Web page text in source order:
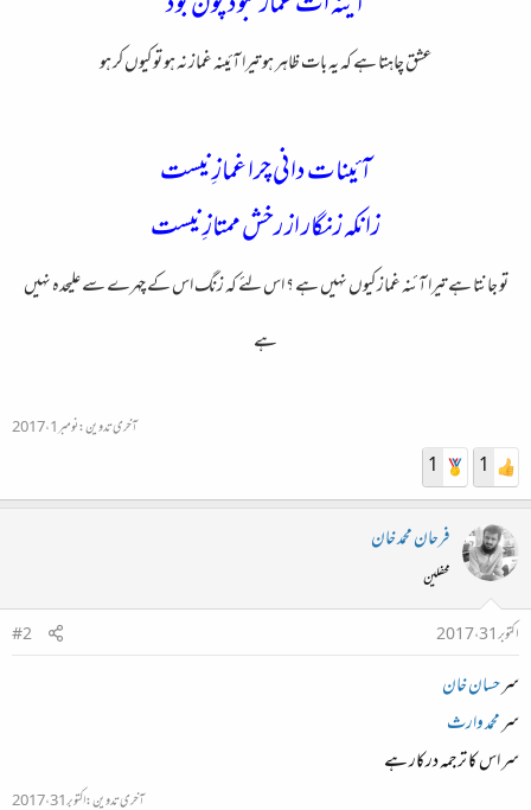
عشق چاہتا ہے کہ یہ بات ظاہر ہو تیرا آئینہ غماز نہ ہو تو کیوں کر ہو
آئینات دانی چرا غمازِ نیست
زانکه زنگار از رخش ممتازِ نیست
تو جانتا ہے تیرا آئنہ غماز کیوں نہیں ہے ؟ اس لئے کہ زنگ اس کے چہرے سے علیحدہ نہیں
ہے
آخری تدوین:نومبر 1، 2017
1
1
فرحان محمد خان
محفلین
اکتوبر 31، 2017
#2
سرحسان خان
سرمحمد وارث
سر اس کا ترجمہ درکار ہے
آخری تدوین:اکتوبر 31، 2017